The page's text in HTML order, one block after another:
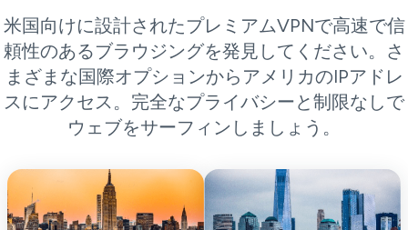
米国向けに設計されたプレミアムVPNで高速で信
頼性のあるブラウジングを発見してください。さ
まざまな国際オプションからアメリカのIPアドレ
スにアクセス。完全なプライバシーと制限なしで
ウェブをサーフィンしましょう。